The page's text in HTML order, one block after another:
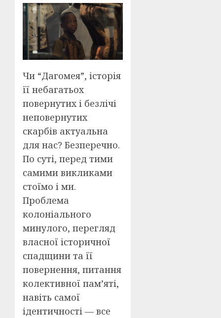
Чи “Дагомея”, історія
її небагатьох
повернутих і безлічі
неповернутих
скарбів актуальна
для нас? Безперечно.
По суті, перед тими
самими викликами
стоїмо і ми.
Проблема
колоніального
минулого, перегляд
власної історичної
спадщини та її
повернення, питання
колективної пам’яті,
навіть самої
ідентичності — все